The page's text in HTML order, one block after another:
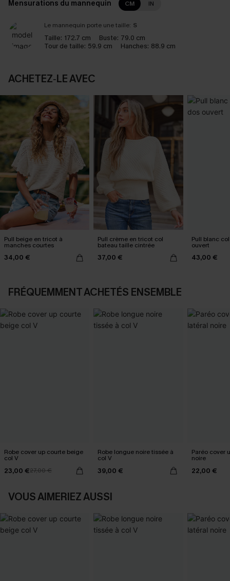
Mensurations du mannequin CM IN
Le mannequin porte une taille: S
Taille: 172.7 cm Buste: 79.0 cm
Tour de taille: 59.9 cm Hanches: 88.9 cm
ACHETEZ‑LE AVEC
Pull beige en tricot à
manches courtes
34,00 €
Pull crème en tricot col
bateau taille cintrée
37,00 €
Pull blanc
ouvert
43,00 €
FRÉQUEMMENT ACHETÉS ENSEMBLE
Robe cover up courte beige
col V
23,00 €27,00 €
Robe longue noire tissée à
col V
39,00 €
Paréo cover
noire
22,00 €
VOUS AIMERIEZ AUSSI